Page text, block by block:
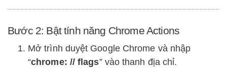
Bước 2: Bật tính năng Chrome Actions
Mở trình duyệt Google Chrome và nhập
“chrome: // flags” vào thanh địa chỉ.